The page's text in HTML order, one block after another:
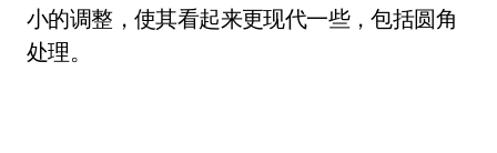
小的调整，使其看起来更现代一些，包括圆角
处理。